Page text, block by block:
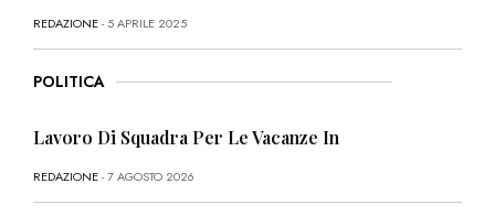
REDAZIONE- 5 APRILE 2025
POLITICA
Lavoro Di Squadra Per Le Vacanze In
REDAZIONE- 7 AGOSTO 2026